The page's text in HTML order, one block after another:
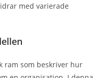
med varierade
ram som beskriver hur